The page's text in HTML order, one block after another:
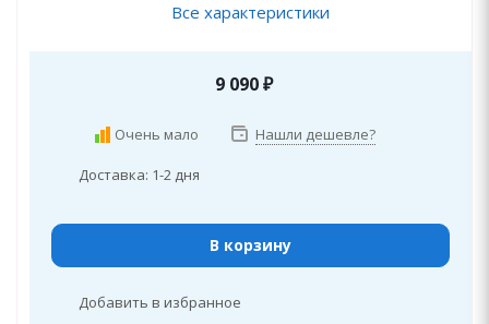
Все характеристики
9 090₽
Очень мало Нашли дешевле?
Доставка: 1-2 дня
В корзину
Добавить в избранное